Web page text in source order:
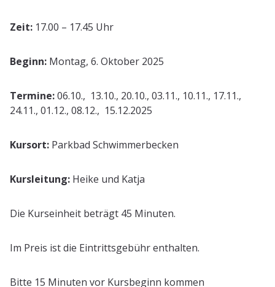
Zeit: 17.00 – 17.45 Uhr
Beginn: Montag, 6. Oktober 2025
Termine:06.10., 13.10., 20.10., 03.11., 10.11., 17.11.,
24.11., 01.12., 08.12., 15.12.2025
Kursort: Parkbad Schwimmerbecken
Kursleitung: Heike und Katja
Die Kurseinheit beträgt 45 Minuten.
Im Preis ist die Eintrittsgebühr enthalten.
Bitte 15 Minuten vor Kursbeginn kommen